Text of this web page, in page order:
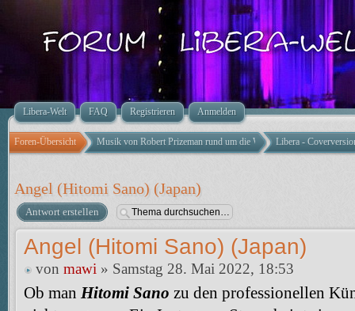
Libera-Welt FAQ Registrieren Anmelden
Foren-Übersicht Musik von Robert Prizeman rund um die Welt Libera -
Angel (Hitomi Sano) (Japan)
Antwort erstellen
Angel (Hitomi Sano) (Japan)
von mawi » Samstag 28. Mai 2022, 18:53
Ob man Hitomi Sano zu den professionellen